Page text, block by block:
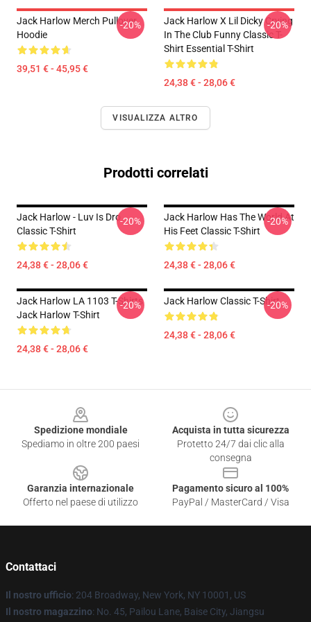
Jack Harlow Merch Pullover
Hoodie
39,51 € - 45,95 €
-20%
Jack Harlow X Lil Dicky Crying
In The Club Funny Classic T-
Shirt Essential T-Shirt
24,38 € - 28,06 €
-20%
VISUALIZZA ALTRO
Prodotti correlati
Jack Harlow - Luv Is Dro
Classic T-Shirt
24,38 € - 28,06 €
-20%
Jack Harlow Has The World At
His Feet Classic T-Shirt
24,38 € - 28,06 €
-20%
Jack Harlow LA 1103 T-Shirts
Jack Harlow T-Shirt
24,38 € - 28,06 €
-20% Jack Harlow Classic T-Shirt
24,38 € - 28,06 €
-20%
Spedizione mondiale
Spediamo in oltre 200 paesi
Acquista in tutta sicurezza
Protetto 24/7 dai clic alla
consegna
Garanzia internazionale
Offerto nel paese di utilizzo
Pagamento sicuro al 100%
PayPal / MasterCard / Visa
Contattaci
Il nostro ufficio: 204 Broadway, New York, NY 10001, US
Il nostro magazzino: No. 45, Pailou Lane, Baise City, Jiangsu